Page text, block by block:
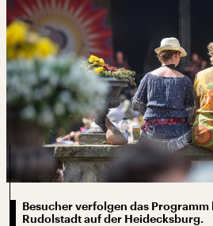
Besucher verfolgen das Programm
Rudolstadt auf der Heidecksburg.